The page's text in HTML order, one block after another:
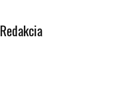
Redakcia